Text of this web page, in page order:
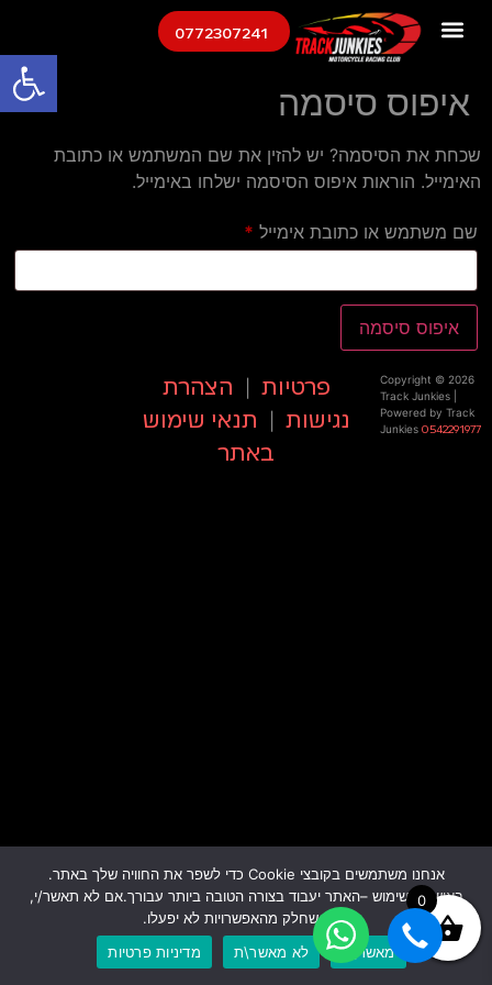
0772307241
איפוס סיסמה
שכחת את הסיסמה? יש להזין את שם המשתמש או כתובת
האימייל. הוראות איפוס הסיסמה ישלחו באימייל.
שם משתמש או כתובת אימייל *
איפוס סיסמה
Copyright © 2026
Track Junkies |
Powered by Track
Junkies 0542291977
פרטיות
הצהרת
נגישות
תנאי שימוש
באתר
0
אנחנו משתמשים בקובצי Cookie כדי לשפר את החוויה שלך באתר.
באישור השימוש –האתר יעבוד בצורה הטובה ביותר עבורך.אם לא תאשר/י,
ייתכן שחלק מהאפשרויות לא יפעלו.
מאשר\ת
לא מאשר\ת מדיניות פרטיות